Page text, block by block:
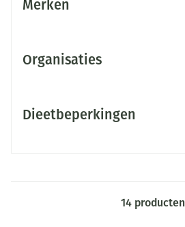
Merken
Organisaties
Dieetbeperkingen
14 producten